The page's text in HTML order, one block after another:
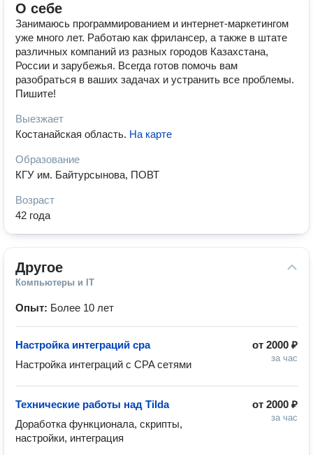
О себе
Занимаюсь программированием и интернет-маркетингом
уже много лет. Работаю как фрилансер, а также в штате
различных компаний из разных городов Казахстана,
России и зарубежья. Всегда готов помочь вам
разобраться в ваших задачах и устранить все проблемы.
Пишите!
Выезжает
Костанайская область. На карте
Образование
КГУ им. Байтурсынова, ПОВТ
Возраст
42 года
Другое
Компьютеры и IT
Опыт: Более 10 лет
от 2000 ₽
за час
Настройка интеграций cpa
Настройка интеграций с CPA сетями
от 2000 ₽
за час
Технические работы над Tilda
Доработка функционала, скрипты,
настройки, интеграция